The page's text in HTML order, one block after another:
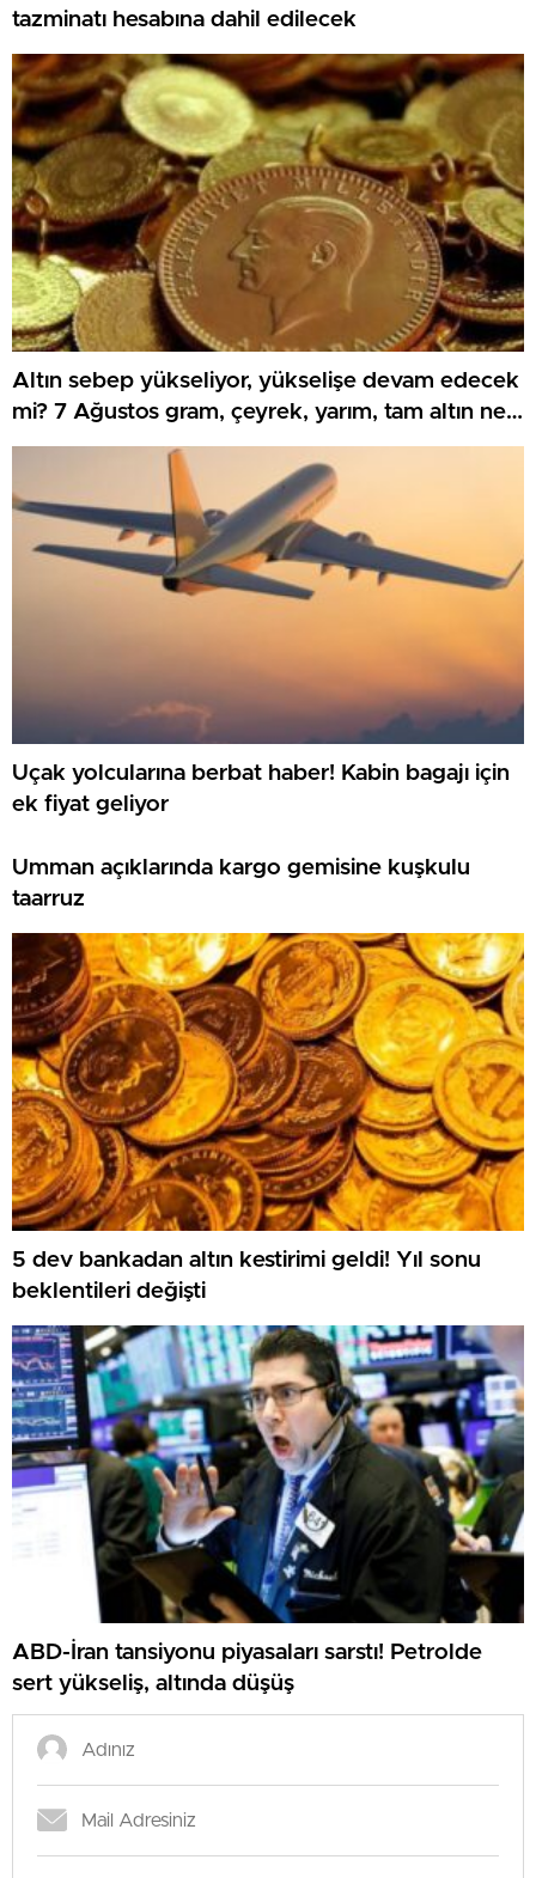
tazminatı hesabına dahil edilecek
Altın sebep yükseliyor, yükselişe devam edecek
mi? 7 Ağustos gram, çeyrek, yarım, tam altın ne
kadar?
Uçak yolcularına berbat haber! Kabin bagajı için
ek fiyat geliyor
Umman açıklarında kargo gemisine kuşkulu
taarruz
5 dev bankadan altın kestirimi geldi! Yıl sonu
beklentileri değişti
ABD-İran tansiyonu piyasaları sarstı! Petrolde
sert yükseliş, altında düşüş